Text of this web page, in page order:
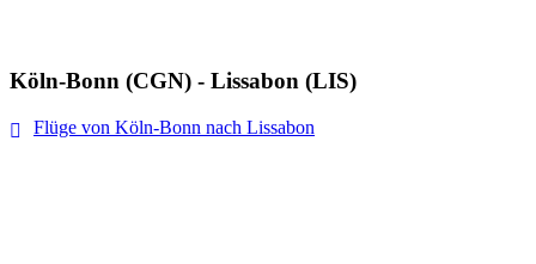
Köln-Bonn (CGN) - Lissabon (LIS)
Flüge von Köln-Bonn nach Lissabon